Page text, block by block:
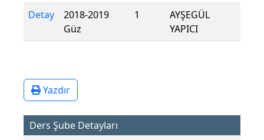
Detay
2018-2019
Güz
1
AYŞEGÜL
YAPICI
Yazdır
Ders Şube Detayları